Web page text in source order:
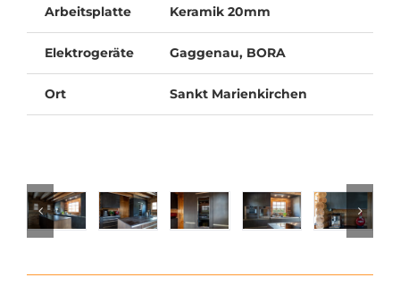
Arbeitsplatte Keramik 20mm
Elektrogeräte Gaggenau, BORA
Ort Sankt Marienkirchen